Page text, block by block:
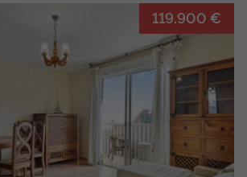
119.900 €